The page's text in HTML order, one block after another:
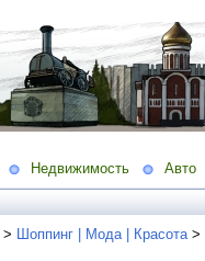
Недвижимость Авто
> Шоппинг | Мода | Красота >